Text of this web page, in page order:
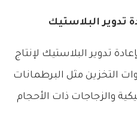
تدوير البلاستيك
تدوير البلاستيك لإنتاج
التخزين مثل البرطمانات
والزجاجات ذات الأحجام